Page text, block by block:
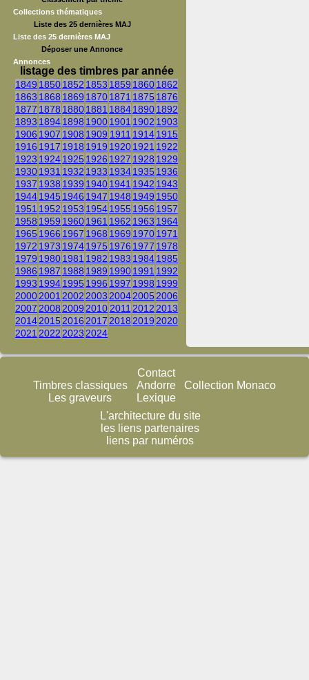
Collections thématiques
Liste des 25 dernières MAJ
Liste des 25 dernières MAJ
Déposer une Annonce
Annonces
listage des timbres par année
1849 18501852 1853 1859 18601862
1863 1868 1869 18701871 1875 1876
1877 1878 18801881 188418901892
1893 18941898 19001901 1902 1903
1906 1907 1908 1909 1911 19141915
1916 1917 1918 1919 19201921 1922
1923 19241925 1926 1927 1928 1929
19301931 1932 1933 19341935 1936
1937 1938 1939 19401941 1942 1943
19441945 1946 1947 1948 1949 1950
1951 1952 1953 19541955 1956 1957
1958 1959 19601961 1962 1963 1964
1965 1966 1967 1968 1969 19701971
1972 1973 19741975 1976 1977 1978
1979 19801981 1982 1983 19841985
1986 1987 1988 1989 19901991 1992
1993 19941995 1996 1997 1998 1999
20002001 2002 2003 20042005 2006
2007 2008 2009 2010 2011 2012 2013
20142015 2016 2017 2018 2019 2020
2021 2022 2023 2024
Timbres classiques
Les graveurs
Contact
Andorre
Lexique
Collection Monaco
L'architecture du site
les liens partenaires
liens par numéros